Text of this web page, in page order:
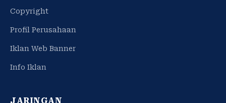
Copyright
Profil Perusahaan
Iklan Web Banner
Info Iklan
JARINGAN